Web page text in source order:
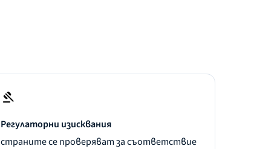
Регулаторни изисквания
страните се проверяват за съответствие